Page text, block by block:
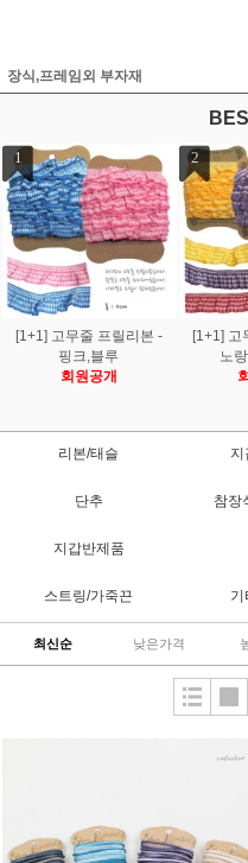
장식,프레임외 부자재
1
[1+1] 고무줄 프릴리본 -
핑크,블루
회원공개
2
[1+1] 고
노
리본/태슬 지
단추 참장
지갑반제품
스트링/가죽끈 기
최신순 낮은가격